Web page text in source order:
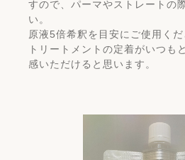
すので、パーマやストレートの
い。
原液5倍希釈を目安にご使用くだ
トリートメントの定着がいつも
感いただけると思います。